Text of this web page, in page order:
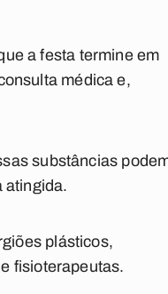
a festa termine em
médica e,
substâncias
atingida.
plásticos,
fisioterapeutas.